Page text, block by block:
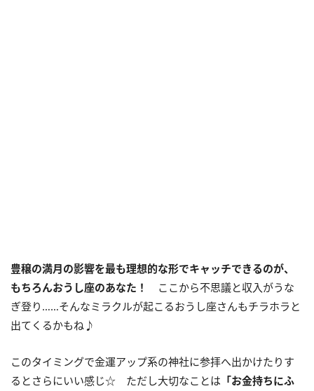
豊穣の満月の影響を最も理想的な形でキャッチできるのが、
もちろんおうし座のあなた！
ここから不思議と収入がうな
ぎ登り……そんなミラクルが起こるおうし座さんもチラホラと
出てくるかもね♪
このタイミングで金運アップ系の神社に参拝へ出かけたりす
るとさらにいい感じ☆ ただし大切なことは 「お金持ちにふ